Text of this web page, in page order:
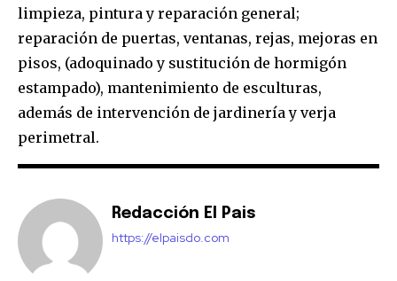
limpieza, pintura y reparación general;
reparación de puertas, ventanas, rejas, mejoras en
pisos, (adoquinado y sustitución de hormigón
estampado), mantenimiento de esculturas,
además de intervención de jardinería y verja
perimetral.
Redacción El Pais
https://elpaisdo.com